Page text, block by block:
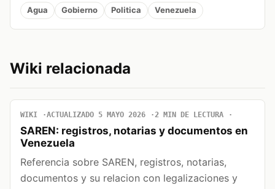
Agua Gobierno Politica Venezuela
Wiki relacionada
WIKI ACTUALIZADO 5 MAYO 2026 2 MIN DE LECTURA
SAREN: registros, notarias y documentos en
Venezuela
Referencia sobre SAREN, registros, notarias,
documentos y su relacion con legalizaciones y